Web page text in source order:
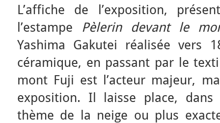
L’affiche de l’exposition,
l’estampe Pèlerin devant le
Yashima Gakutei réalisée vers
céramique, en passant par le
mont Fuji est l’acteur majeur,
exposition. Il laisse place,
thème de la neige ou plus